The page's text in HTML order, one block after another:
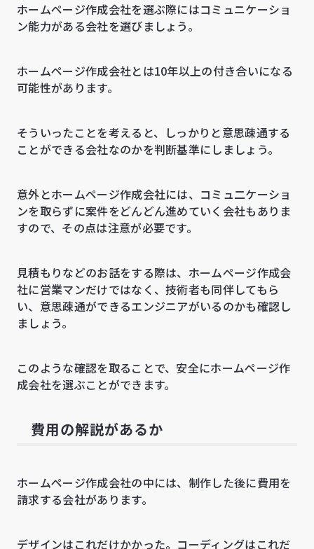
ホームページ作成会社を選ぶ際にはコミュニケーショ
ン能力がある会社を選びましょう。
ホームページ作成会社とは10年以上の付き合いになる
可能性があります。
そういったことを考えると、しっかりと意思疎通する
ことができる会社なのかを判断基準にしましょう。
意外とホームページ作成会社には、コミュ二ケーショ
ンを取らずに案件をどんどん進めていく会社もありま
すので、その点は注意が必要です。
見積もりなどのお話をする際は、ホームページ作成会
社に営業マンだけではなく、技術者も同伴してもら
い、意思疎通ができるエンジニアがいるのかも確認し
ましょう。
このような確認を取ることで、安全にホームページ作
成会社を選ぶことができます。
費用の解説があるか
ホームページ作成会社の中には、制作した後に費用を
請求する会社があります。
デザインはこれだけかかった。コーディングはこれだ